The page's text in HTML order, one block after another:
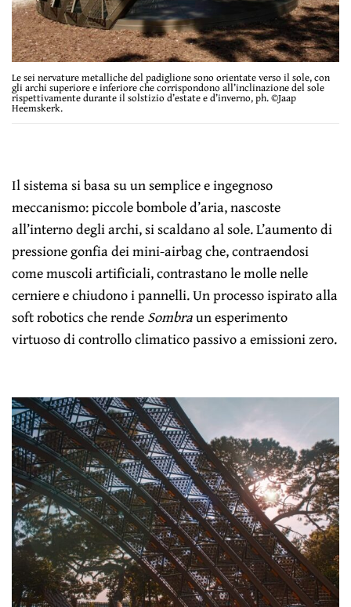
Le sei nervature metalliche del padiglione sono orientate verso il sole, con
gli archi superiore e inferiore che corrispondono all’inclinazione del sole
rispettivamente durante il solstizio d’estate e d’inverno, ph. ©Jaap
Heemskerk.
Il sistema si basa su un semplice e ingegnoso
meccanismo: piccole bombole d’aria, nascoste
all’interno degli archi, si scaldano al sole. L’aumento di
pressione gonfia dei mini-airbag che, contraendosi
come muscoli artificiali, contrastano le molle nelle
cerniere e chiudono i pannelli. Un processo ispirato alla
soft robotics che rendeSombraun esperimento
virtuoso di controllo climatico passivo a emissioni zero.